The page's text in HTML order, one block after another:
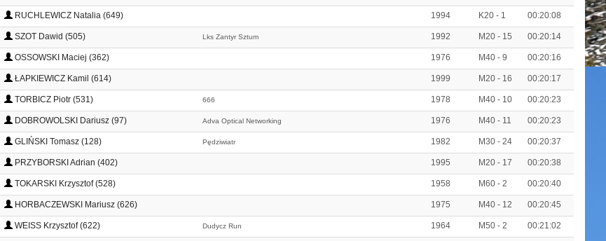
RUCHLEWICZ Natalia (649) 1994 K20 - 1 00:20:08
SZOT Dawid (505) Lks Zantyr Sztum 1992 M20 - 15 00:20:14
OSSOWSKI Maciej (362) 1976 M40 - 9 00:20:16
ŁAPKIEWICZ Kamil (614) 1999 M20 - 16 00:20:17
TORBICZ Piotr (531) 666 1978 M40 - 10 00:20:23
DOBROWOLSKI Dariusz (97) Adva Optical Networking 1976 M40 - 11 00:20:23
GLIŃSKI Tomasz (128) Pędziwiatr 1982 M30 - 24 00:20:37
PRZYBORSKI Adrian (402) 1995 M20 - 17 00:20:38
TOKARSKI Krzysztof (528) 1958 M60 - 2 00:20:40
HORBACZEWSKI Mariusz (626) 1975 M40 - 12 00:20:45
WEISS Krzysztof (622) Dudycz Run 1964 M50 - 2 00:21:02